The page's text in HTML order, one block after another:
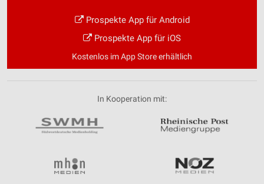
Prospekte App für Android
Prospekte App für iOS
Kostenlos im App Store erhältlich
In Kooperation mit: